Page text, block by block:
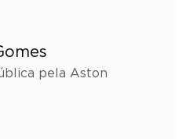
pela Aston